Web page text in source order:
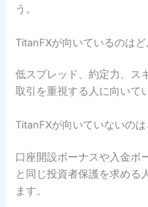
う。
TitanFXが向いているのはど
低スプレッド、約定力、ス
取引を重視する人に向いて
TitanFXが向いていないのは
口座開設ボーナスや入金ボ
と同じ投資者保護を求める
ます。